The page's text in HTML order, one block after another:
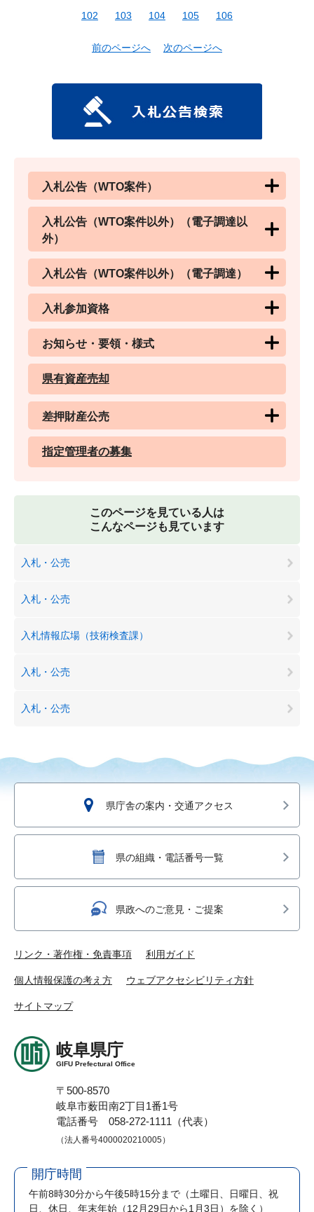
102
103 104 105 106
前のページへ 次のページへ
入札公告（WTO案件）
入札公告（WTO案件以外）（電子調達以
外）
入札公告（WTO案件以外）（電子調達）
入札参加資格
お知らせ・要領・様式
県有資産売却
差押財産公売
指定管理者の募集
このページを見ている人は
こんなページも見ています
入札・公売
入札・公売
入札情報広場（技術検査課）
入札・公売
入札・公売
県庁舎の案内・交通アクセス
県の組織・電話番号一覧
県政へのご意見・ご提案
リンク・著作権・免責事項 利用ガイド
個人情報保護の考え方 ウェブアクセシビリティ方針
サイトマップ
岐阜県庁
GIFU Prefectural Office
〒500-8570
岐阜市薮田南2丁目1番1号
電話番号 058-272-1111（代表）
（法人番号4000020210005）
開庁時間
午前8時30分から午後5時15分まで （土曜日、日曜日、祝
日、休日、年末年始（12月29日から1月3日）を除く）